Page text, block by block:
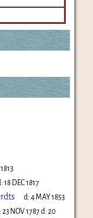
18 DEC 1817
d:4 MAY 1853
23 NOV 1787d:20